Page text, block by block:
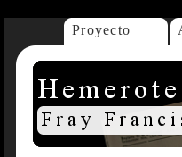
Proyecto